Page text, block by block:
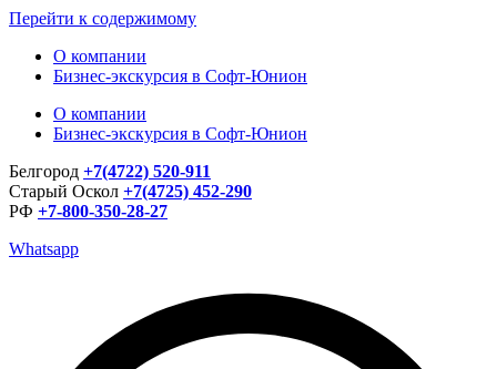
Перейти к содержимому
О компании
Бизнес-экскурсия в Софт-Юнион
О компании
Бизнес-экскурсия в Софт-Юнион
Белгород +7(4722) 520-911
Старый Оскол +7(4725) 452-290
РФ +7-800-350-28-27
Whatsapp